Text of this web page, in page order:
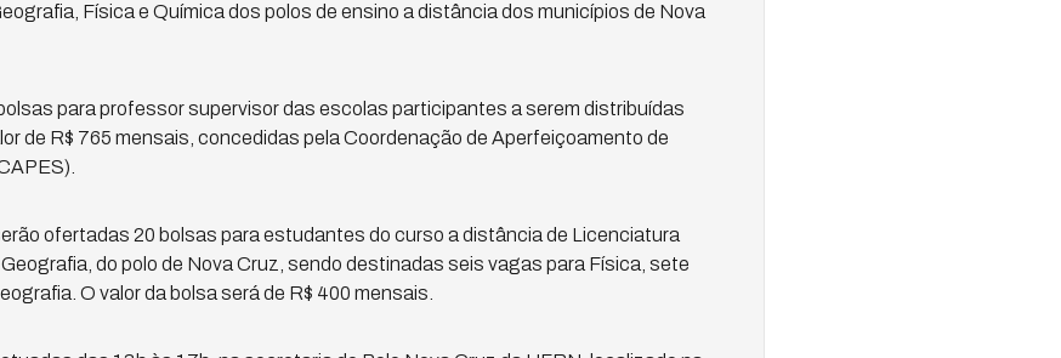
Física e Química dos polos de ensino a distância dos municípios de Nova
para professor supervisor das escolas participantes a serem distribuídas
de R$ 765 mensais, concedidas pela Coordenação de Aperfeiçoamento de
ofertadas 20 bolsas para estudantes do curso a distância de Licenciatura
do polo de Nova Cruz, sendo destinadas seis vagas para Física, sete
O valor da bolsa será de R$ 400 mensais.